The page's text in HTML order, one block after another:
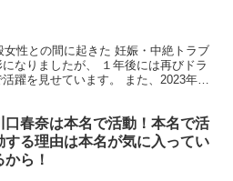
性との間に起きた 妊娠・中絶トラブ
なりましたが、 １年後には再びドラ
躍を見せています。 また、2023年12
口春奈は本名で活動！本名で活
する理由は本名が気に入ってい
から！